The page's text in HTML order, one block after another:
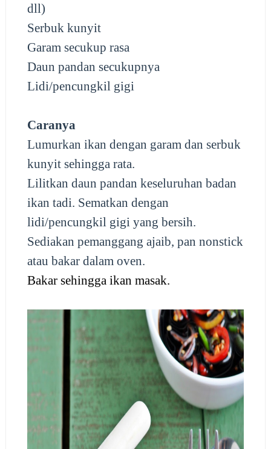
dll)
Serbuk kunyit
Garam secukup rasa
Daun pandan secukupnya
Lidi/pencungkil gigi
Caranya
Lumurkan ikan dengan garam dan serbuk
kunyit sehingga rata.
Lilitkan daun pandan keseluruhan badan
ikan tadi. Sematkan dengan
lidi/pencungkil gigi yang bersih.
Sediakan pemanggang ajaib, pan nonstick
atau bakar dalam oven.
Bakar sehingga ikan masak.